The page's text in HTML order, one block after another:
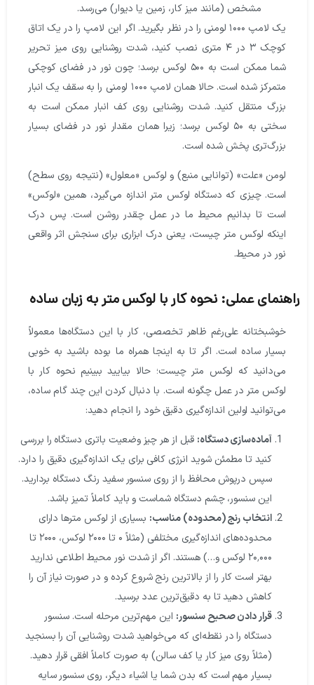
مشخص (مانند میز کار، زمین یا دیوار) می‌رسد.
یک لامپ ۱۰۰۰ لومنی را در نظر بگیرید. اگر این لامپ را در یک اتاق
کوچک ۳ در ۴ متری نصب کنید، شدت روشنایی روی میز تحریر
شما ممکن است به ۵۰۰ لوکس برسد؛ چون نور در فضای کوچکی
متمرکز شده است. حالا همان لامپ ۱۰۰۰ لومنی را به سقف یک انبار
بزرگ منتقل کنید. شدت روشنایی روی کف انبار ممکن است به
سختی به ۵۰ لوکس برسد؛ زیرا همان مقدار نور در فضای بسیار
بزرگ‌تری پخش شده است.
لومن «علت» (توانایی منبع) و لوکس «معلول» (نتیجه روی سطح)
است. چیزی که دستگاه لوکس متر اندازه می‌گیرد، همین «لوکس»
است تا بدانیم محیط ما در عمل چقدر روشن است. پس درک
اینکه لوکس متر چیست، یعنی درک ابزاری برای سنجش اثر واقعی
نور در محیط.
عملی: نحوه کار با لوکس متر به زبان ساده
خوشبختانه علی‌رغم ظاهر تخصصی، کار با این دستگاه‌ها معمولاً
بسیار ساده است. اگر تا به اینجا همراه ما بوده باشید به خوبی
می‌دانید که لوکس متر چیست؛ حالا بیایید ببینیم نحوه کار با
لوکس متر در عمل چگونه است. با دنبال کردن این چند گام ساده،
می‌توانید اولین اندازه‌گیری دقیق خود را انجام دهید:
آماده‌سازی دستگاه:قبل از هر چیز وضعیت باتری دستگاه را بررسی
کنید تا مطمئن شوید انرژی کافی برای یک اندازه‌گیری دقیق را دارد.
سپس درپوش محافظ را از روی سنسور سفید رنگ دستگاه بردارید.
این سنسور، چشم دستگاه شماست و باید کاملاً تمیز باشد.
انتخاب رنج (محدوده) مناسب:بسیاری از لوکس مترها دارای
محدوده‌های اندازه‌گیری مختلفی (مثلاً ۰ تا ۲۰۰۰ لوکس، ۲۰۰۰ تا
۲۰٬۰۰۰ لوکس و…) هستند. اگر از شدت نور محیط اطلاعی ندارید
بهتر است کار را از بالاترین رنج شروع کرده و در صورت نیاز آن را
کاهش دهید تا به دقیق‌ترین عدد برسید.
قرار دادن صحیح سنسور:این مهم‌ترین مرحله است. سنسور
دستگاه را در نقطه‌ای که می‌خواهید شدت روشنایی آن را بسنجید
(مثلاً روی میز کار یا کف سالن) به صورت کاملاً افقی قرار دهید.
بسیار مهم است که بدن شما یا اشیاء دیگر، روی سنسور سایه